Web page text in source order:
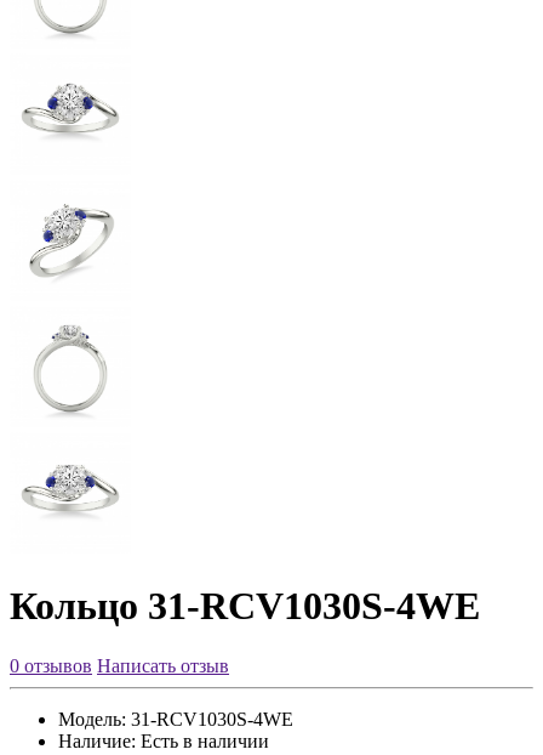
Кольцо 31-RCV1030S-4WE
0 отзывов Написать отзыв
Модель: 31-RCV1030S-4WE
Наличие: Есть в наличии